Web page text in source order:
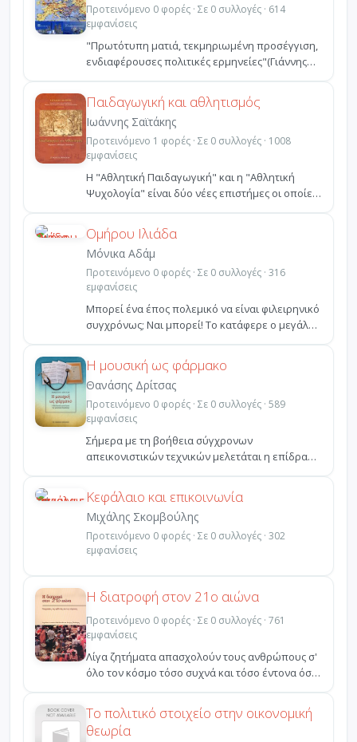
Προτεινόμενο 0 φορές · Σε 0 συλλογές · 614
εμφανίσεις
"Πρωτότυπη ματιά, τεκμηριωμένη προσέγγιση,
ενδιαφέρουσες πολιτικές ερμηνείες"(Γιάννης
Μανιάτης, Υφυπ...
Παιδαγωγική και αθλητισμός
Ιωάννης Σαϊτάκης
Προτεινόμενο 1 φορές · Σε 0 συλλογές · 1008
εμφανίσεις
Η "Αθλητική Παιδαγωγική" και η "Αθλητική
Ψυχολογία" είναι δύο νέες επιστήμες οι οποίες
γνώρισαν και ...
Ομήρου Ιλιάδα
Μόνικα Αδάμ
Προτεινόμενο 0 φορές · Σε 0 συλλογές · 316
εμφανίσεις
Μπορεί ένα έπος πολεμικό να είναι φιλειρηνικό
συγχρόνως; Ναι μπορεί! Το κατάφερε ο μεγάλος
ποιητής, ...
Η μουσική ως φάρμακο
Θανάσης Δρίτσας
Προτεινόμενο 0 φορές · Σε 0 συλλογές · 589
εμφανίσεις
Σήμερα με τη βοήθεια σύγχρονων
απεικονιστικών τεχνικών μελετάται η επίδραση
των μουσικών ήχων στον α...
Κεφάλαιο και επικοινωνία
Μιχάλης Σκομβούλης
Προτεινόμενο 0 φορές · Σε 0 συλλογές · 302
εμφανίσεις
Η διατροφή στον 21ο αιώνα
Προτεινόμενο 0 φορές · Σε 0 συλλογές · 761
εμφανίσεις
Λίγα ζητήματα απασχολούν τους ανθρώπους σ'
όλο τον κόσμο τόσο συχνά και τόσο έντονα όσο
τα τρόφιμα κ...
Το πολιτικό στοιχείο στην οικονομική
θεωρία